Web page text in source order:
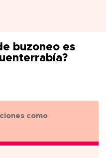
buzoneo es
como